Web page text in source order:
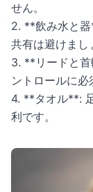
せん。
2. **飲み水と
共有は避けまし
3. **リードと
ントロールに必
4. **タオル**:
利です。